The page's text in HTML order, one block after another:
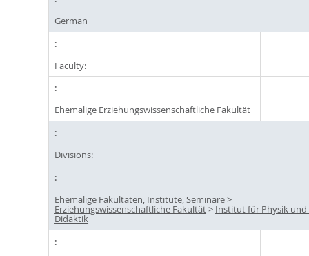
German
Faculty:
Ehemalige Erziehungswissenschaftliche Fakultät
Divisions:
Ehemalige Fakultäten, Institute, Seminare>
Erziehungswissenschaftliche Fakultät> Institut für Physik und
Didaktik